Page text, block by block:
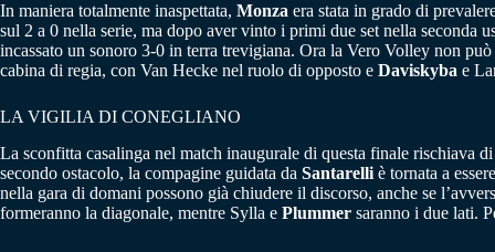
In maniera totalmente inaspettata, Monza era stata in grado di
sul 2 a 0 nella serie, ma dopo aver vinto i primi due set nella seconda
incassato un sonoro 3-0 in terra trevigiana. Ora la Vero Volley non
cabina di regia, con Van Hecke nel ruolo di opposto e Daviskyba e
LA VIGILIA DI CONEGLIANO
La sconfitta casalinga nel match inaugurale di questa finale rischiava
secondo ostacolo, la compagine guidata da Santarelli è tornata a
nella gara di domani possono già chiudere il discorso, anche se
formeranno la diagonale, mentre Sylla e Plummer saranno i due lati.